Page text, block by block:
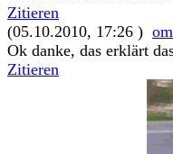
Zitieren
(05.10.2010, 17:26 )
Ok danke, das erklärt
Zitieren